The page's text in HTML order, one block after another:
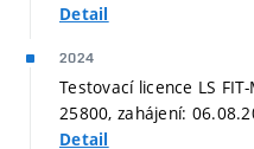
Detail
2024
Testovací licence LS
25800, zahájení:
Detail